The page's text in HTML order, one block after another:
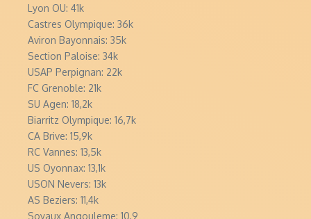
Lyon OU: 41k
Castres Olympique: 36k
Aviron Bayonnais: 35k
Section Paloise: 34k
USAP Perpignan: 22k
FC Grenoble: 21k
SU Agen: 18,2k
Biarritz Olympique: 16,7k
CA Brive: 15,9k
RC Vannes: 13,5k
US Oyonnax: 13,1k
USON Nevers: 13k
AS Beziers: 11,4k
Soyaux Angouleme: 10,9